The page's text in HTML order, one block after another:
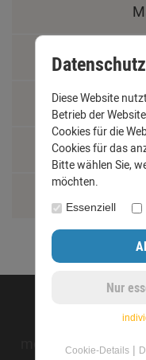
Montage
©opyright 2020
ified
Diese Website
Betrieb der
Cookies für die
Cookies für das
Bitte wählen Sie,
möchten.
Essenziell
Cookie-Details|